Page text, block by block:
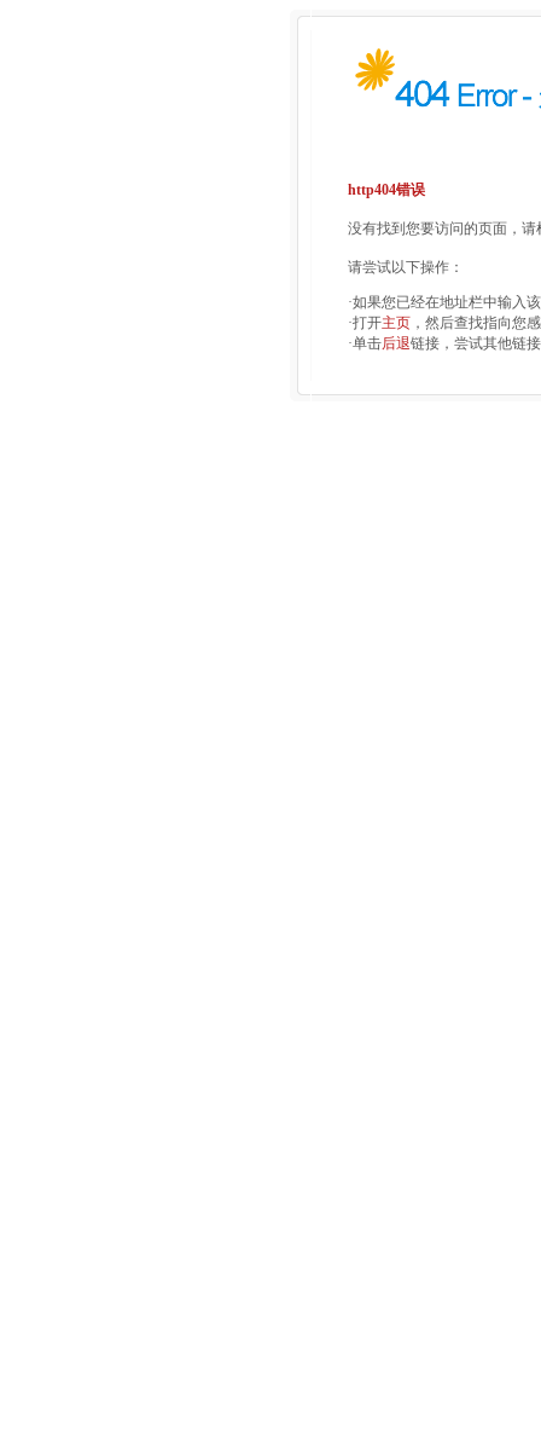
http404错误
没有找到您要访问的页面，
请尝试以下操作：
·如果您已经在地址栏中输入
·打开主页 ，然后查找指向您
·单击后退链接，尝试其他链